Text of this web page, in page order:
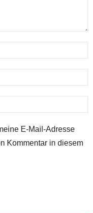
E-Mail-Adresse
Kommentar in diesem